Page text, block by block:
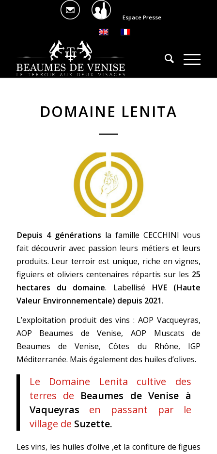
Espace Presse
DOMAINE LENITA
Depuis 4 générations la famille CECCHINI vous
fait découvrir avec passion leurs métiers et leurs
produits. Leur terroir est unique, riche en vignes,
figuiers et oliviers centenaires répartis sur les 25
hectares du domaine. Labellisé HVE (Haute
Valeur Environnementale) depuis 2021.
L’exploitation produit des vins : AOP Vacqueyras,
AOP Beaumes de Venise, AOP Muscats de
Beaumes de Venise, Côtes du Rhône, IGP
Méditerranée. Mais également des huiles d’olives.
Le Domaine Lenita cultive des
terres de Beaumes de Venise à
Vaqueyras en passant par le
village de Suzette.
Les vins, les huiles d’olive ,et la confiture de figues